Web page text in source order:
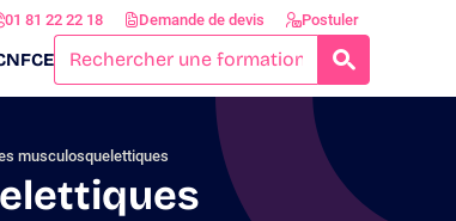
01 81 22 22 18 Demande de devis Postuler
musculosquelettiques